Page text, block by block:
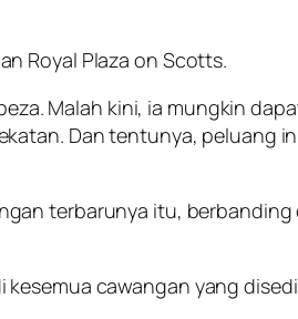
Royal Plaza on Scotts.
Malah kini, ia mungkin
Dan tentunya, peluang
terbarunya itu,
cawangan yang